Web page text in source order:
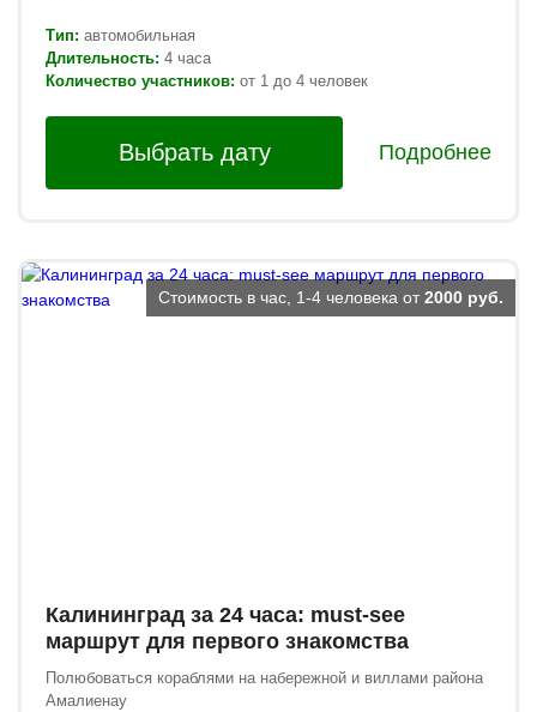
Тип: автомобильная
Длительность: 4 часа
Количество участников: от 1 до 4 человек
Выбрать дату Подробнее
Калининград за 24 часа: must-see
маршрут для первого знакомства
Полюбоваться кораблями на набережной и виллами района
Амалиенау
Стоимость в час, 1-4 человека от 2000 руб.